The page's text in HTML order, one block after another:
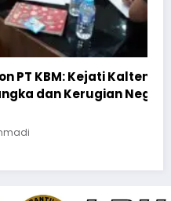
Kejati Kalteng
Kerugian Negara